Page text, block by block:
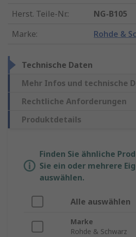
Herst. Teile-Nr.:
NG-B105
Marke: Rohde &
Technische Daten
Mehr Infos und technische
Rechtliche Anforderungen
Produktdetails
Finden Sie ähnliche
Sie ein oder mehrere
auswählen.
Alle auswählen
Marke
Rohde & Schwarz